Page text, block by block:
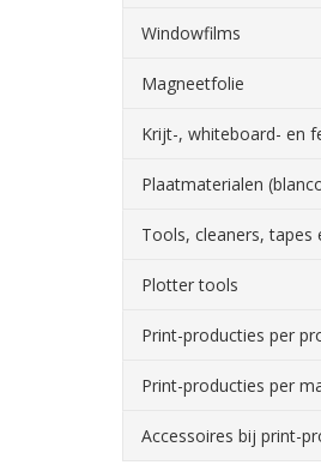
Windowfilms
Magneetfolie
Krijt-, whiteboard- en
Plaatmaterialen
Tools, cleaners, tapes
Plotter tools
Print-producties per
Print-producties per
Accessoires bij print-